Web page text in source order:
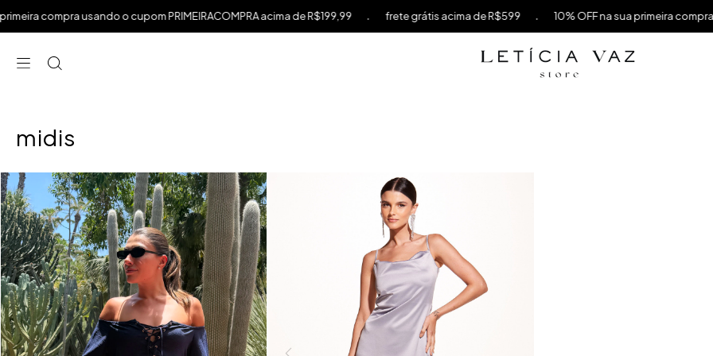
compra usando o cupom PRIMEIRACOMPRA acima de R$199,99 . frete grátis acima de R$599 . 10% OFF na sua primeira compra
midis